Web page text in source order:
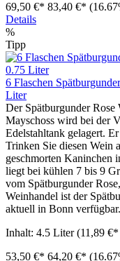
69,50 €* 83,40 €*
Details
%
Tipp
6 Flaschen
Liter
Der Spätburgunder Rose
Mayschoss wird bei der
Edelstahltank gelagert.
Trinken Sie diesen Wein
geschmorten Kaninchen
liegt bei kühlen 7 bis 9
vom Spätburgunder
Weinhandel ist der
aktuell in Bonn
Inhalt: 4.5 Liter(11,89
53,50 €* 64,20 €*